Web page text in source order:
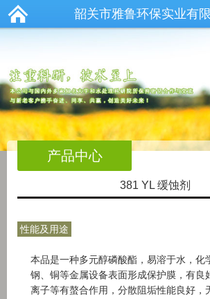
韶关市雅鲁环保实业有
产品中心
381 YL 缓蚀剂
性能及用途
本品是一种多元醇磷酸酯，易溶于水，化
钢、铜等金属设备表面形成保护膜，有良
离子等有螯合作用，分散阻垢性能良好，